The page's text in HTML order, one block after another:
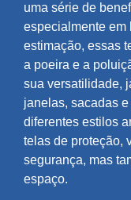
uma série de
especialmente em
estimação, essas
a poeira e a
sua versatilidade,
janelas, sacadas
diferentes estilos
telas de proteção,
segurança, mas
espaço.